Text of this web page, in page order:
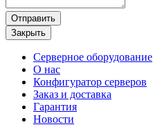
Отправить
Закрыть
Серверное оборудование
О нас
Конфигуратор серверов
Заказ и доставка
Гарантия
Новости